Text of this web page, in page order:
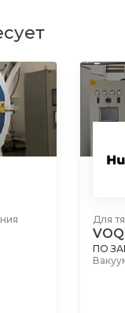
Для тяжелого
VOQ2-80
ПО ЗАПРОСУ
Вакуумная печь